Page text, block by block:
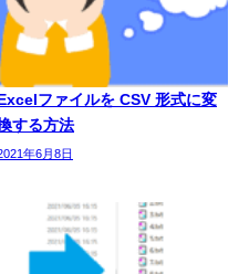
ファイルを CSV 形式に変
する方法
年6月8日